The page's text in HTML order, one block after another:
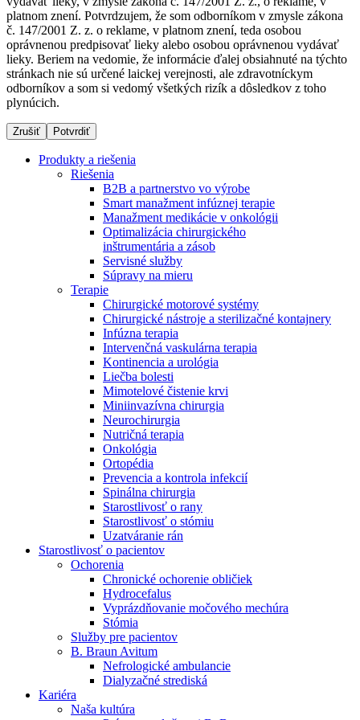
Produktový katalóg​
Objavte naše produkty. ​Navštívte produktový katalóg B.
Braun​ s našim kompletným produktovým portfóliom.​
Dialyzačné strediská
B. Braun Avitum poskytuje kvalitnú dialyzačnú starostlivosť
vo všetkých svojich strediskách na Slovensku. Viac
Nefrologické ambulancie
V nefrologických ambulanciách prevádzkujeme poradenstvo
a prípravu pacientov k jednotlivým metódam náhrady funkcie
obličiek. Zvoľte si mesto, ktoré potrebujete a navštívte nás.
Zostaňte v dialógu s B. Braun. Kontaktujte nás.
platnom znení. Potvrdzujem, že som odborníkom v zmysle zákona
č. 147/2001 Z. z. o reklame, v platnom znení, teda osobou
oprávnenou predpisovať lieky alebo osobou oprávnenou vydávať
lieky. Beriem na vedomie, že informácie ďalej obsiahnuté na týchto
stránkach nie sú určené laickej verejnosti, ale zdravotníckym
odborníkov a som si vedomý všetkých rizík a dôsledkov z toho
plynúcich.
Zrušiť Potvrdiť
Produkty a riešenia
Riešenia
B2B a partnerstvo vo výrobe
Smart manažment infúznej terapie
Manažment medikácie v onkológii
Optimalizácia chirurgického
inštrumentária a zásob
Servisné služby
Súpravy na mieru
Terapie
Chirurgické motorové systémy
Chirurgické nástroje a sterilizačné kontajnery
Infúzna terapia
Intervenčná vaskulárna terapia
Kontinencia a urológia
Liečba bolesti
Mimotelové čistenie krvi
Miniinvazívna chirurgia
Neurochirurgia
Nutričná terapia
Onkológia
Ortopédia
Prevencia a kontrola infekcií
Spinálna chirurgia
Starostlivosť o rany
Starostlivosť o stómiu
Uzatváranie rán
Starostlivosť o pacientov
Ochorenia
Chronické ochorenie obličiek
Hydrocefalus
Vyprázdňovanie močového mechúra
Stómia
Služby pre pacientov
B. Braun Avitum
Nefrologické ambulancie
Dialyzačné strediská
Kariéra
Naša kultúra